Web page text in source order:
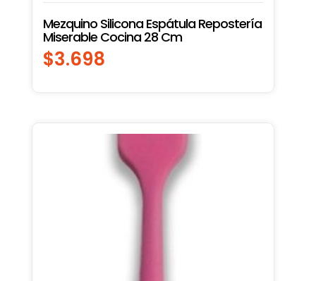
Mezquino Silicona Espátula Repostería
Miserable Cocina 28 Cm
$3.698